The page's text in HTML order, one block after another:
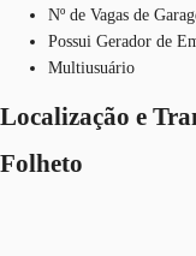
Nº de Vagas de
Possui Gerador de
Multiusuário
Localização e
Folheto